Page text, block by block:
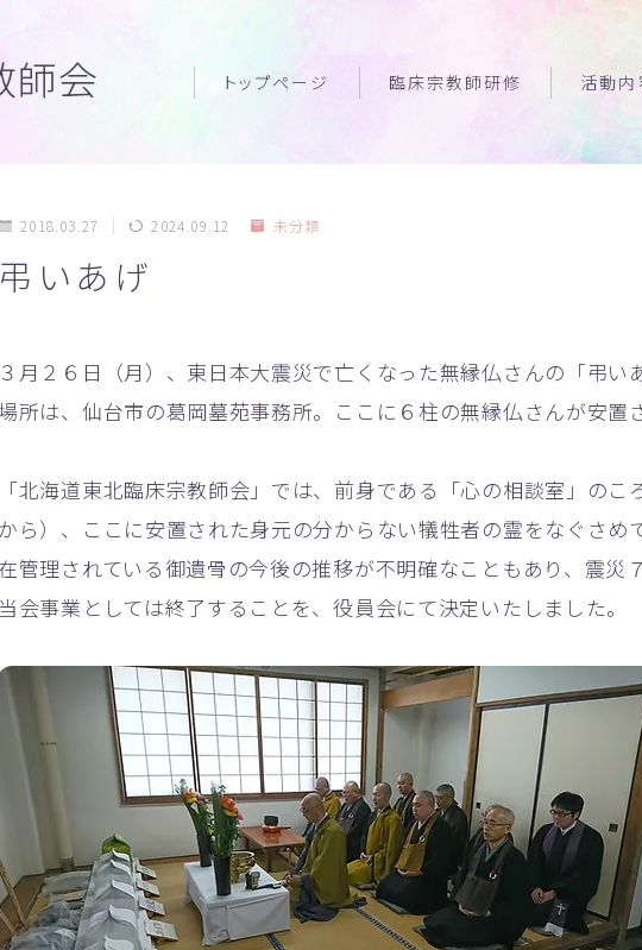
師会 トップページ 臨床宗教師研修 活動内
2018.03.27 2024.09.12 未分類
弔いあげ
３月２６日（月）、東日本大震災で亡くなった無縁仏さんの「弔い
所は、仙台市の葛岡墓苑事務所。ここに６柱の無縁仏さんが安置
「北海道東北臨床宗教師会」では、前身である「心の相談室」の
から）、ここに安置された身元の分からない犠牲者の霊をなぐさめ
在管理されている御遺骨の今後の推移が不明確なこともあり、震災
当会事業としては終了することを、役員会にて決定いたしました。